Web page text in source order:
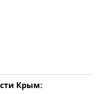
Крым: